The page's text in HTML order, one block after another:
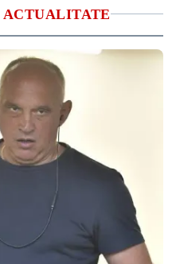
ACTUALITATE